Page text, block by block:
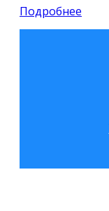
Подробнее